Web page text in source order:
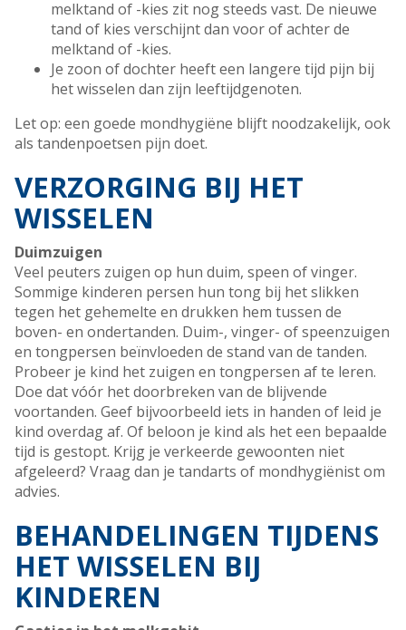
melktand of -kies zit nog steeds vast. De nieuwe
tand of kies verschijnt dan voor of achter de
melktand of -kies.
Je zoon of dochter heeft een langere tijd pijn bij
het wisselen dan zijn leeftijdgenoten.
Let op: een goede mondhygiëne blijft noodzakelijk, ook
als tandenpoetsen pijn doet.
VERZORGING BIJ HET
WISSELEN
Duimzuigen
Veel peuters zuigen op hun duim, speen of vinger.
Sommige kinderen persen hun tong bij het slikken
tegen het gehemelte en drukken hem tussen de
boven- en ondertanden. Duim-, vinger- of speenzuigen
en tongpersen beïnvloeden de stand van de tanden.
Probeer je kind het zuigen en tongpersen af te leren.
Doe dat vóór het doorbreken van de blijvende
voortanden. Geef bijvoorbeeld iets in handen of leid je
kind overdag af. Of beloon je kind als het een bepaalde
tijd is gestopt. Krijg je verkeerde gewoonten niet
afgeleerd? Vraag dan je tandarts of mondhygiënist om
advies.
BEHANDELINGEN TIJDENS
HET WISSELEN BIJ
KINDEREN